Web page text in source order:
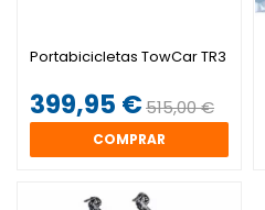
Portabicicletas TowCar TR3
399,95 €515,00 €
COMPRAR